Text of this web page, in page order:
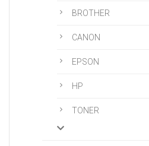
BROTHER
CANON
EPSON
HP
TONER